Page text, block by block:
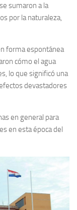
sumaron a la
por la naturaleza,
forma espontánea
cómo el agua
lo que significó una
devastadores
en general para
en esta época del